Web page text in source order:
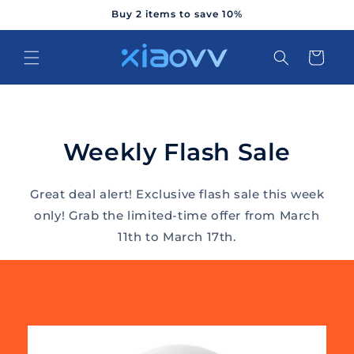
Inhalt
Buy 2 items to save 10%
Warenkorb
Weekly Flash Sale
Great deal alert! Exclusive flash sale this week
only! Grab the limited-time offer from March
11th to March 17th.